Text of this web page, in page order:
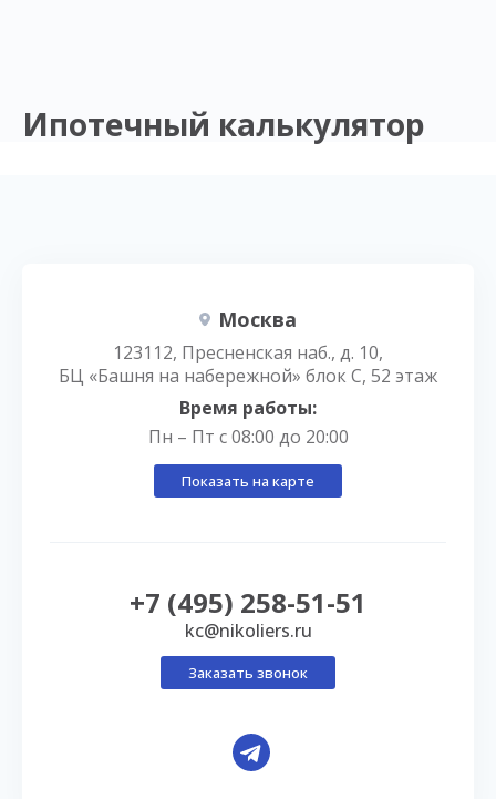
Ипотечный калькулятор
Москва
123112, Пресненская наб., д. 10,
БЦ «Башня на набережной» блок С, 52 этаж
Время работы:
Пн – Пт с 08:00 до 20:00
Показать на карте
+7 (495) 258-51-51
kc@nikoliers.ru
Заказать звонок